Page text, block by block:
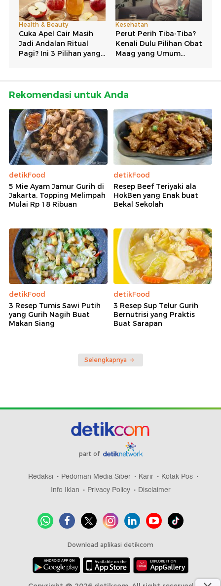
Rekomendasi untuk Anda
detikFood
5 Mie Ayam Jamur Gurih di
Jakarta, Topping Melimpah
Mulai Rp 18 Ribuan
detikFood
Resep Beef Teriyaki ala
HokBen yang Enak buat
Bekal Sekolah
detikFood
3 Resep Tumis Sawi Putih
yang Gurih Nagih Buat
Makan Siang
detikFood
3 Resep Sup Telur Gurih
Bernutrisi yang Praktis
Buat Sarapan
Selengkapnya
part of
Redaksi Pedoman Media Siber Karir
Kotak Pos
Info Iklan
Privacy Policy Disclaimer
Download aplikasi detikcom